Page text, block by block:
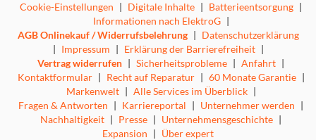
IGMP-Snooping optimiert den Multicast-Datenstrom und
gewährleistet vor allem für IPTV eine
unterbrechungsfreie Netzwerkübertragung.
Robustes Metallgehäuse
Dank seinem robusten und kompakten Gehäuse mit
abgeschirmtem RJ45-Anschluss und Desktop- /
Cookie-Einstellungen | Digitale Inhalte | Batterieentsorgung |
Informationen nach ElektroG |
AGB Onlinekauf / Widerrufsbelehrung | Datenschutzerklärung
| Impressum | Erklärung der Barrierefreiheit |
Vertrag widerrufen | Sicherheitsprobleme | Anfahrt |
Kontaktformular | Recht auf Reparatur | 60 Monate Garantie |
Markenwelt | Alle Services im Überblick |
Fragen & Antworten | Karriereportal | Unternehmer werden |
Nachhaltigkeit | Presse | Unternehmensgeschichte |
Expansion | Über expert